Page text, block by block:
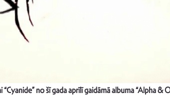
no šī gada aprīlī gaidāmā albuma “Alpha &